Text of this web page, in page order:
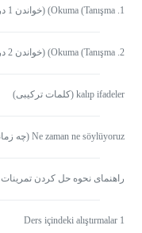
راهنمای نحوه حل کردن تمرینات